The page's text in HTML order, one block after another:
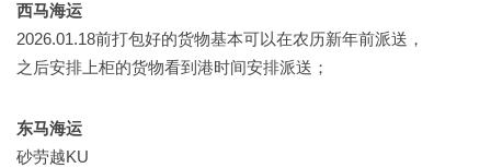
西马海运
2026.01.18前打包好的货物基本可以在农历新年前派送，
之后安排上柜的货物看到港时间安排派送；
东马海运
砂劳越KU